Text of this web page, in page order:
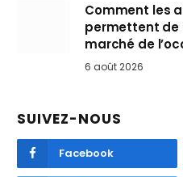
Comment les
permettent de
marché de
6 août 2026
SUIVEZ-NOUS
Facebook